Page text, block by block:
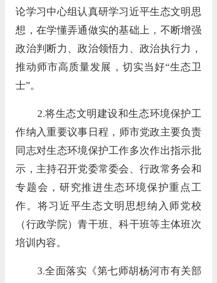
论学习中心组认真研学习近平生态文明思
想，在学懂弄通做实的基础上，不断增强
政治判断力、政治领悟力、政治执行力，
推动师市高质量发展，切实当好“生态卫
士”。
2.将生态文明建设和生态环境保护工
作纳入重要议事日程， 师市党政主要负责
同志对生态环境保护工作多次作出指示批
示，主持召开党委常委会、行政常务会和
专题会，研究推进生态环境保护重点工
作。将习近平生态文明思想纳入师党校
（行政学院）青干班、科干班等主体班次
培训内容。
3.全面落实《第七师胡杨河市有关部